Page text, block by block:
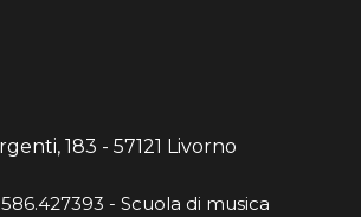
183 - 57121 Livorno
- Scuola di musica